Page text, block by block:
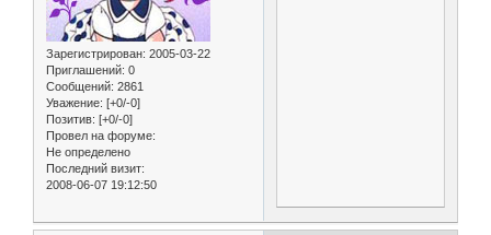
Зарегистрирован: 2005-03-22
Приглашений: 0
Сообщений: 2861
Уважение: [+0/-0]
Позитив: [+0/-0]
Провел на форуме:
Не определено
Последний визит:
2008-06-07 19:12:50